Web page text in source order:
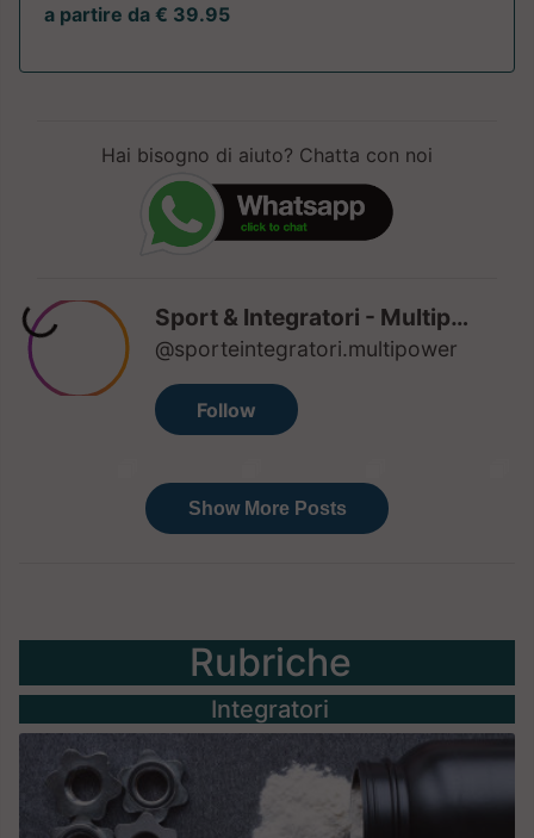
a partire da € 39.95
Hai bisogno di aiuto? Chatta con noi
Rubriche
Integratori